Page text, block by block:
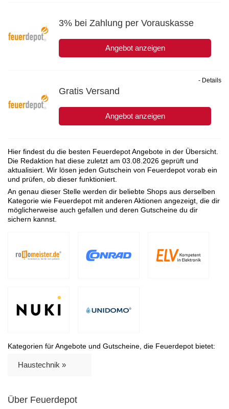
3% bei Zahlung per Vorauskasse
Angebot anzeigen
Gratis Versand
Angebot anzeigen
- Details
Hier findest du die besten Feuerdepot Angebote in der Übersicht.
Die Redaktion hat diese zuletzt am 03.08.2026 geprüft und
aktualisiert. Wir lösen jeden Gutschein von Feuerdepot vorab ein
und prüfen, ob dieser funktioniert.
An genau dieser Stelle werden dir beliebte Shops aus derselben
Kategorie wie Feuerdepot mit anderen Aktionen angezeigt, die dir
möglicherweise auch gefallen und deren Gutscheine du dir
sichern kannst.
Kategorien für Angebote und Gutscheine, die Feuerdepot bietet:
Haustechnik »
Über Feuerdepot